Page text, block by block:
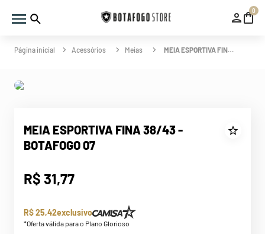
0
Acessórios Meias MEIA ESPORTIVA FINA 38/43 - BOTAFOGO 07
MEIA ESPORTIVA FINA 38/43 -
BOTAFOGO 07
R$ 31,77
R$ 25,42exclusivo
*Oferta válida para o Plano Glorioso